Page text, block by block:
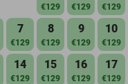
€129 €129 €129
7
€129
8
€129
9
€129
10
€129
14
€129
15
€129
16
€129
17
€129